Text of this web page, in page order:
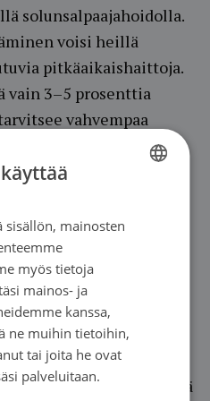
solunsalpaajahoidolla.
voisi heillä
pitkäaikaishaittoja.
vain 3–5 prosenttia
vahvempaa
uusista
kuten CAR-T-
jotka
tiettyyn
vaikuttaa
tutkitaan myös
kehittymisen myötä
SWEDISH
sisällön, mainosten
myös tietoja
mainos- ja
kanssa,
ne muihin tietoihin,
tai joita he ovat
palveluitaan.